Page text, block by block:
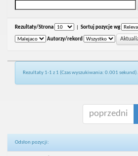
Rezultaty/Strona Sortuj pozycje wg
Autorzy/rekord
Rezultaty 1-1 z 1 (Czas wyszukiwania: 0.001 sekund).
poprzedni
Odsłon pozycji: